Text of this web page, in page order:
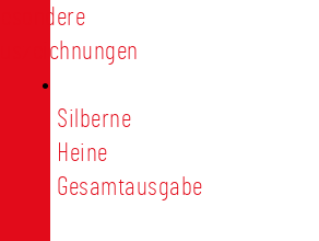
Besondere
Auszeichnungen
Silberne
Heine
Gesamtausgabe